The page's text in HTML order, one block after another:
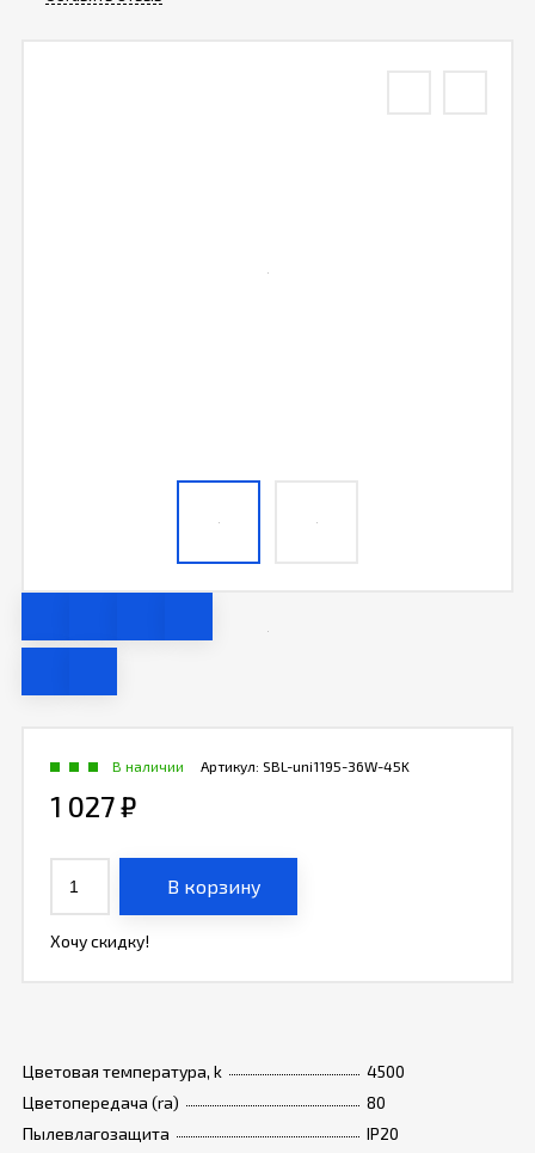
Цветовая температура, k
4500
Цветопередача (ra)
80
Пылевлагозащита
IP20
Артикул: SBL-uni1195-36W-45K
В наличии
1 027₽
В корзину
Хочу скидку!